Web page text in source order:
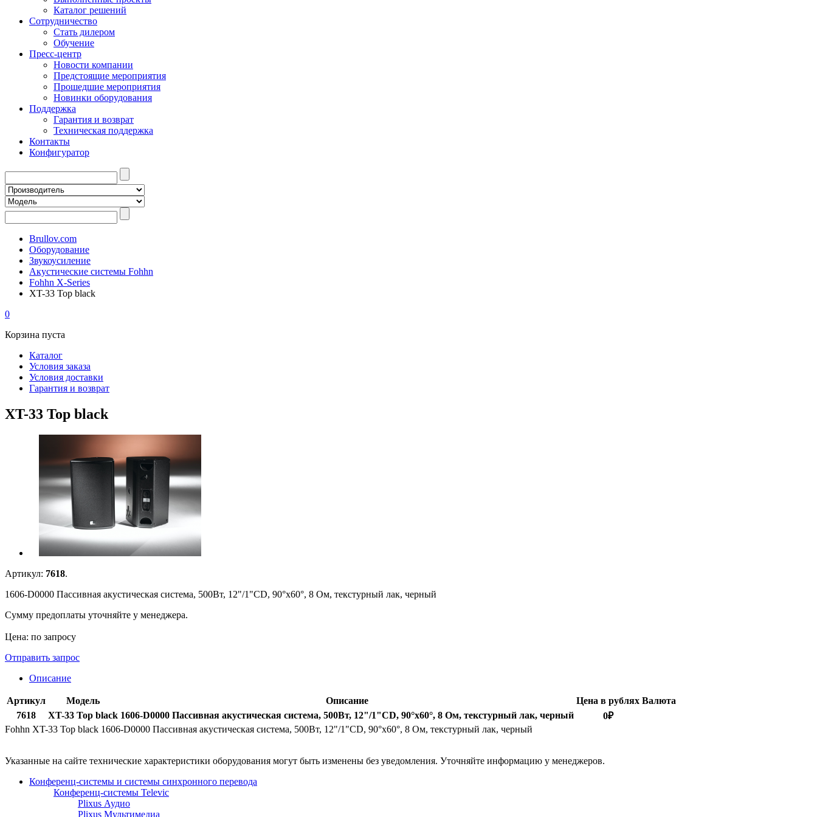
Каталог решений
Сотрудничество
Стать дилером
Обучение
Пресс-центр
Новости компании
Предстоящие мероприятия
Прошедшие мероприятия
Новинки оборудования
Поддержка
Гарантия и возврат
Техническая поддержка
Контакты
Конфигуратор
Brullov.com
Оборудование
Звукоусиление
Акустические системы Fohhn
Fohhn X-Series
XT-33 Top black
0
Корзина пуста
Каталог
Условия заказа
Условия доставки
Гарантия и возврат
XT-33 Top black
Артикул: 7618.
1606-D0000 Пассивная акустическая система, 500Вт, 12"/1"CD, 90°x60°, 8 Ом, текстурный лак, черный
Сумму предоплаты уточняйте у менеджера.
Цена: по запросу
Отправить запрос
Описание
Артикул Модель Описание Цена в рублях Валюта
7618
XT-33 Top black 1606-D0000 Пассивная акустическая система, 500Вт, 12"/1"CD, 90°x60°, 8 Ом, текстурный лак, черный 0₽
Fohhn XT-33 Top black 1606-D0000 Пассивная акустическая система, 500Вт, 12"/1"CD, 90°x60°, 8 Ом, текстурный лак, черный
Указанные на сайте технические характеристики оборудования могут быть изменены без уведомления. Уточняйте информацию у менеджеров.
Конференц-системы и системы синхронного перевода
Конференц-системы Televic
Plixus Аудио
Plixus Мультимедиа